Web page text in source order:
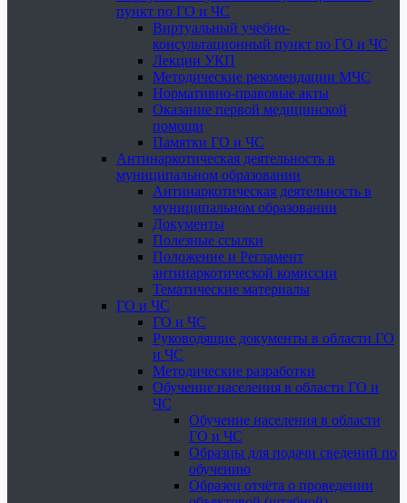
пункт по ГО и ЧС
Виртуальный учебно-
консультационный пункт по ГО и ЧС
Лекции УКП
Методические рекомендации МЧС
Нормативно-правовые акты
Оказание первой медицинской
помощи
Памятки ГО и ЧС
Антинаркотическая деятельность в
муниципальном образовании
Антинаркотическая деятельность в
муниципальном образовании
Документы
Полезные ссылки
Положение и Регламент
антинаркотической комиссии
Тематические материалы
ГО и ЧС
ГО и ЧС
Руководящие документы в области ГО
и ЧС
Методические разработки
Обучение населения в области ГО и
ЧС
Обучение населения в области
ГО и ЧС
Образцы для подачи сведений по
обучению
Образец отчёта о проведении